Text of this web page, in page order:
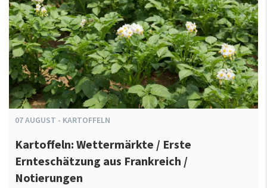
07AUGUST - KARTOFFELN
Kartoffeln: Wettermärkte / Erste
Ernteschätzung aus Frankreich /
Notierungen